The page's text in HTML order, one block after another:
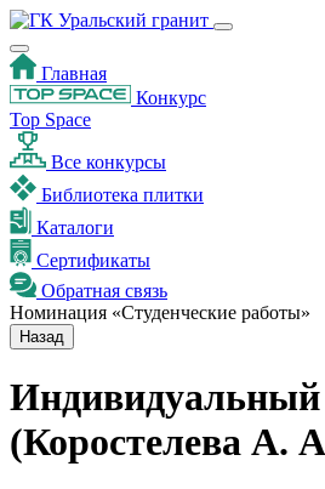
Главная
Конкурс
Top Space
Все конкурсы
Библиотека плитки
Каталоги
Сертификаты
Обратная связь
Номинация «Студенческие работы»
Назад
(Коростелева А.